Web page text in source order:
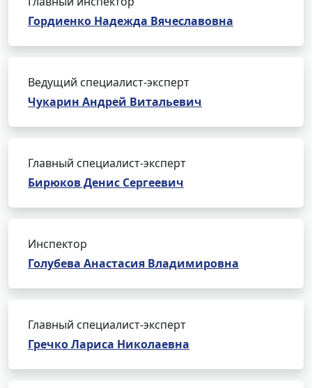
Гордиенко Надежда Вячеславовна
Ведущий специалист-эксперт
Чукарин Андрей Витальевич
Главный специалист-эксперт
Бирюков Денис Сергеевич
Инспектор
Голубева Анастасия Владимировна
Главный специалист-эксперт
Гречко Лариса Николаевна